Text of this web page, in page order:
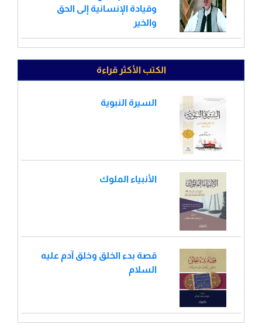
وقيادة الإنسانية إلى الحق
والخير
الكتب الأكثر قراءة
السيرة النبوية
الأنبياء الملوك
قصة بدء الخلق وخلق آدم عليه
السلام